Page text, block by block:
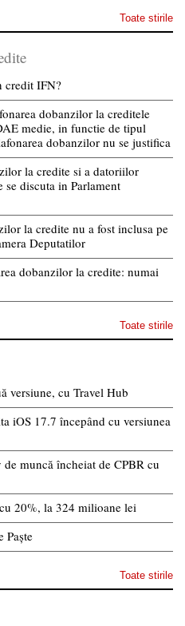
Toate stirile
credit IFN?
dobanzilor la creditele
medie, in functie de tipul
dobanzilor nu se justifica
la credite si a datoriilor
se discuta in Parlament
la credite nu a fost inclusa pe
Deputatilor
dobanzilor la credite: numai
Toate stirile
versiune, cu Travel Hub
iOS 17.7 începând cu versiunea
muncă încheiat de CPBR cu
20%, la 324 milioane lei
Paște
Toate stirile